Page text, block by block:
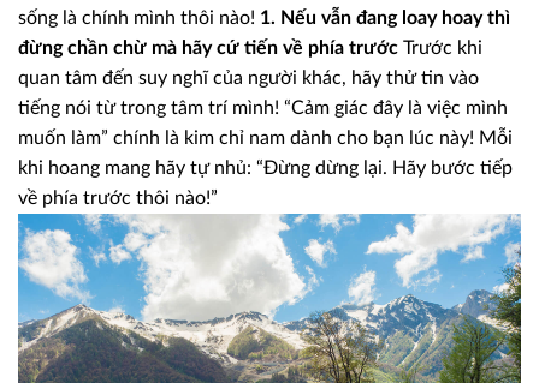
sống là chính mình thôi nào! 1. Nếu vẫn đang loay hoay thì
đừng chần chừ mà hãy cứ tiến về phía trước Trước khi
quan tâm đến suy nghĩ của người khác, hãy thử tin vào
tiếng nói từ trong tâm trí mình! “Cảm giác đây là việc mình
muốn làm” chính là kim chỉ nam dành cho bạn lúc này! Mỗi
khi hoang mang hãy tự nhủ: “Đừng dừng lại. Hãy bước tiếp
về phía trước thôi nào!”